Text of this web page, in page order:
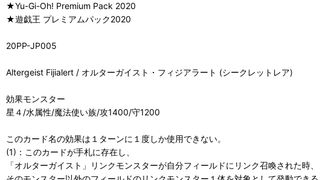
★Yu-Gi-Oh! Premium Pack 2020
★遊戯王 プレミアムパック2020
20PP-JP005
Altergeist Fijialert / オルターガイスト・フィジアラート (シークレットレア)
効果モンスター
星４/水属性/魔法使い族/攻1400/守1200
このカード名の効果は１ターンに１度しか使用できない。
(1)：このカードが手札に存在し、
「オルターガイスト」リンクモンスターが自分フィールドにリンク召喚された時、